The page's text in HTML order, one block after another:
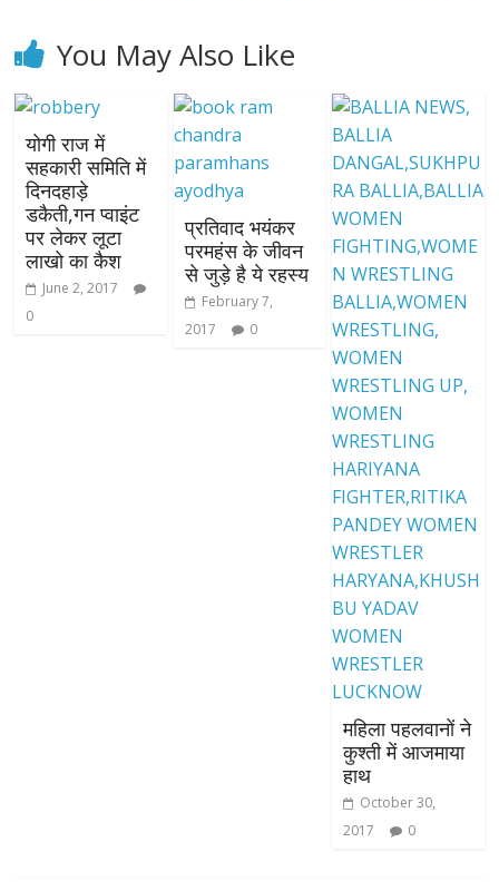
You May Also Like
योगी राज में
सहकारी समिति में
दिनदहाड़े
डकैती,गन प्वाइंट
पर लेकर लूटा
लाखो का कैश
June 2, 2017
0
प्रतिवाद भयंकर
परमहंस के जीवन
से जुड़े है ये रहस्य
February 7,
2017
0
महिला पहलवानों ने
कुश्ती में आजमाया
हाथ
October 30,
2017
0